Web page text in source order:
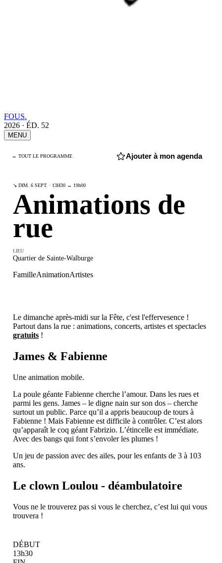
FOUS.
2026 · ÉD. 52
MENU
← TOUT LE PROGRAMME Ajouter à mon agenda
↘ DIM. 6 SEPT. · 13H30 → 19h00
Animations de
rue
LIEU
Quartier de Sainte-Walburge
FamilleAnimationArtistes
Le dimanche après-midi sur la Fête, c'est l'effervesence !
Partout dans la rue : animations, concerts, artistes et spectacles
gratuits !
James & Fabienne
Une animation mobile.
La poule géante Fabienne cherche l’amour. Dans les rues et
parmi les gens. James – le digne nain sur son dos – cherche
surtout un public. Parce qu’il a appris beaucoup de tours à
Fabienne ! Mais Fabienne est difficile à contrôler. C’est alors
qu’apparaît le coq géant Fabrizio. L’étincelle est immédiate.
Avec des bangs qui font s’envoler les plumes !
Un jeu de passion avec des ailes, pour les enfants de 3 à 103
ans.
Le clown Loulou - déambulatoire
Vous ne le trouverez pas si vous le cherchez, c’est lui qui vous
trouvera !
DÉBUT
13h30